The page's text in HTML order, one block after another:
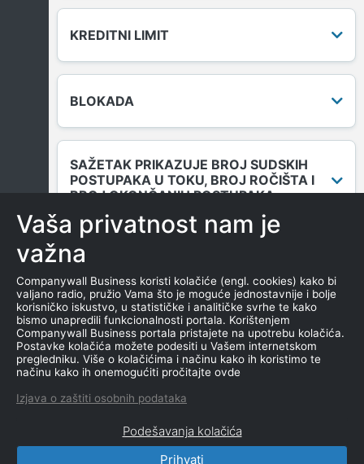
KREDITNI LIMIT
BLOKADA
SAŽETAK PRIKAZUJE BROJ SUDSKIH
POSTUPAKA U TOKU, BROJ ROČIŠTA I
BROJ OKONČANIH POSTUPAKA.
DUGOVANJA
MENICE I ZALOGE
NEKRETNINE U VLASNIŠTVU
CompanyWall Business © 2026
Vaša privatnost nam je
važna
Companywall Business koristi kolačiće (engl. cookies) kako bi
valjano radio, pružio Vama što je moguće jednostavnije i bolje
korisničko iskustvo, u statističke i analitičke svrhe te kako
bismo unapredili funkcionalnosti portala. Korištenjem
Companywall Business portala pristajete na upotrebu kolačića.
Postavke kolačića možete podesiti u Vašem internetskom
pregledniku. Više o kolačićima i načinu kako ih koristimo te
načinu kako ih onemogućiti pročitajte ovde
Izjava o zaštiti osobnih podataka
Podešavanja kolačića
Prihvati